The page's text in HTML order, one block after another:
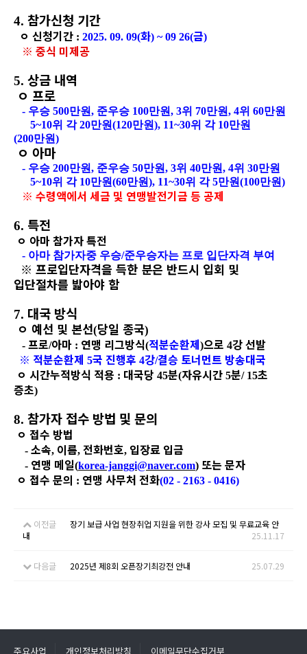
4. 참가신청 기간
ㅇ 신청기간 : 2025. 09. 09(화) ~ 09 26(금)
※ 중식 미제공
5. 상금 내역
ㅇ 프로
- 우승 500만원, 준우승 100만원, 3위 70만원, 4위 60만원
5~10위 각20만원(120만원), 11~30위 각 10만원
(200만원)
ㅇ 아마
- 우승 200만원, 준우승 50만원, 3위 40만원, 4위 30만원
5~10위 각 10만원(60만원), 11~30위 각5만원(100만원)
※ 수령액에서 세금 및 연맹발전기금 등 공제
6. 특전
ㅇ 아마 참가자 특전
- 아마 참가자중 우승/준우승자는 프로 입단자격 부여
※ 프로입단자격을 득한 분은 반드시 입회 및
입단절차를 밟아야 함
7. 대국 방식
ㅇ 예선 및 본선(당일 종국)
- 프로/아마 : 연맹 리그방식(적분순환제)으로 4강 선발
※ 적분순환제 5국 진행후 4강/결승 토너먼트 방송대국
ㅇ 시간누적방식 적용 : 대국당 45분(자유시간 5분/ 15초
증초)
8. 참가자 접수 방법 및 문의
ㅇ 접수 방법
- 소속, 이름, 전화번호, 입장료 입금
- 연맹 메일(korea-janggi@naver.com) 또는 문자
ㅇ 접수 문의 : 연맹 사무처 전화(02 - 2163 - 0416)
이전글
장기 보급 사업 현장취업 지원을 위한 강사 모집 및 무료교육 안
내
25.11.17
다음글 2025년 제8회 오픈장기최강전 안내 25.07.29
주요사업 개인정보처리방침 이메일무단수집거부